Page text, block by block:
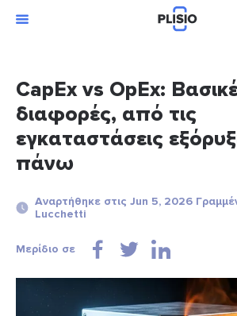
CapEx vs OpEx:
διαφορές, από τις
εγκαταστάσεις
πάνω
Αναρτήθηκε στις Jun 5, 2026
Lucchetti
Μερίδιο σε